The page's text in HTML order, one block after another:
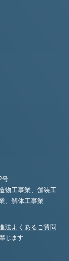
号
物工事業、舗装工
、解体工事業
法よくあるご質問
じます